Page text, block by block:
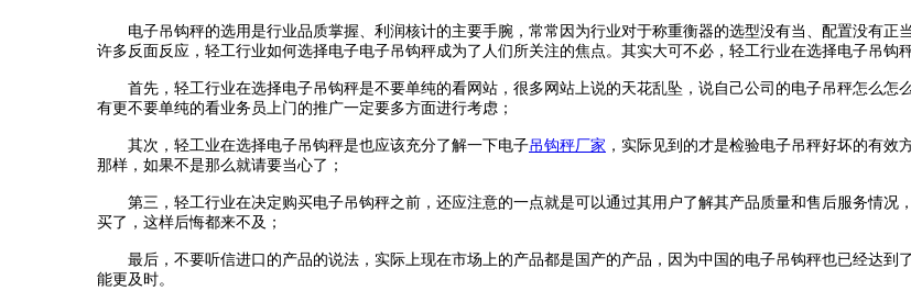
电子吊钩秤的选用是行业品质掌握、利润核计的主要手腕，常常因为行业对于称重衡器的选型没有当、配置没有正
许多反面反应，轻工行业如何选择电子电子吊钩秤成为了人们所关注的焦点。其实大可不必，轻工行业在选择电子吊钩
首先，轻工行业在选择电子吊钩秤是不要单纯的看网站，很多网站上说的天花乱坠，说自己公司的电子吊秤怎么怎
有更不要单纯的看业务员上门的推广一定要多方面进行考虑；
其次，轻工业在选择电子吊钩秤是也应该充分了解一下电子吊钩秤厂家 ，实际见到的才是检验电子吊秤好坏的有
那样，如果不是那么就请要当心了；
第三，轻工行业在决定购买电子吊钩秤之前，还应注意的一点就是可以通过其用户了解其产品质量和售后服务情况
买了，这样后悔都来不及；
最后，不要听信进口的产品的说法，实际上现在市场上的产品都是国产的产品，因为中国的电子吊钩秤也已经达到
能更及时。